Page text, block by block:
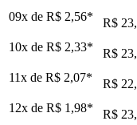
09x de R$ 2,56*
R$
10x de R$ 2,33*
R$
11x de R$ 2,07*
R$
12x de R$ 1,98* R$